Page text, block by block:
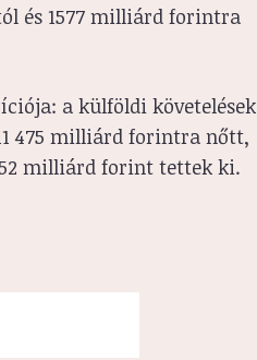
és 1577 milliárd forintra
a külföldi követelések
475 milliárd forintra nőtt,
milliárd forint tettek ki.